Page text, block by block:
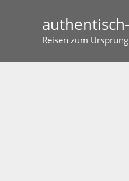
Reisen zum Ursprung